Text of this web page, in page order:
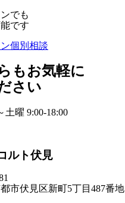
でも
です
個別相談
もお気軽に
さい
土曜 9:00-18:00
ルト伏見
市伏見区新町5丁目487番地